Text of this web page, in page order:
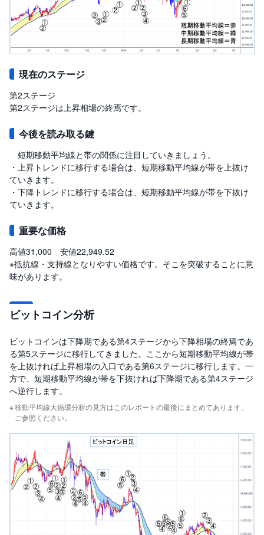
現在のステージ
第2ステージ
第2ステージは上昇相場の終焉です。
今後を読み取る鍵
短期移動平均線と帯の関係に注目していきましょう。
・上昇トレンドに移行する場合は、短期移動平均線が帯を上抜け
ていきます。
・下降トレンドに移行する場合は、短期移動平均線が帯を下抜け
ていきます。
重要な価格
高値31,000 安値22,949.52
※抵抗線・支持線となりやすい価格です。そこを突破することに意
味があります。
ビットコイン分析
ビットコインは下降期である第4ステージから下降相場の終焉であ
る第5ステージに移行してきました。ここから短期移動平均線が帯
を上抜ければ上昇相場の入口である第6ステージに移行します。一
方で、短期移動平均線が帯を下抜ければ下降期である第4ステージ
へ逆行します。
移動平均線大循環分析の見方はこのレポートの最後にまとめてあります。
ご参照ください。